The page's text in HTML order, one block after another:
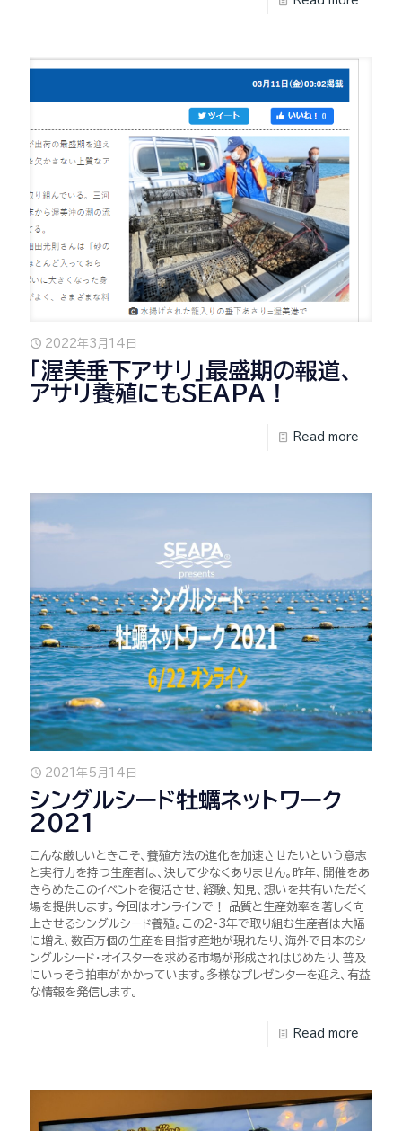
2022年3月14日
「渥美垂下アサリ」最盛期の報道、
アサリ養殖にもSEAPA！
Read more
2021年5月14日
シングルシード牡蠣ネットワーク
2021
こんな厳しいときこそ、養殖方法の進化を加速させたいという意志
と実行力を持つ生産者は、決して少なくありません。昨年、開催をあ
きらめたこのイベントを復活させ、経験、知見、想いを共有いただく
場を提供します。今回はオンラインで！ 品質と生産効率を著しく向
上させるシングルシード養殖。この2-3年で取り組む生産者は大幅
に増え、数百万個の生産を目指す産地が現れたり、海外で日本のシ
ングルシード・オイスターを求める市場が形成されはじめたり、普及
にいっそう拍車がかかっています。多様なプレゼンターを迎え、有益
な情報を発信します。
Read more